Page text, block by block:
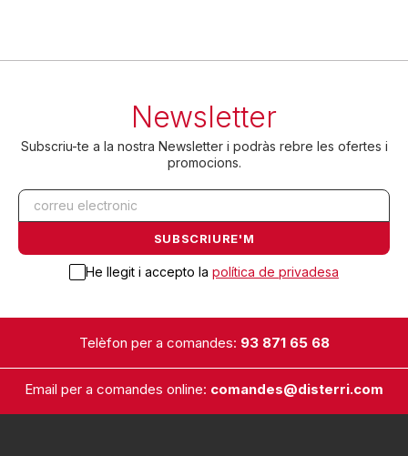
Newsletter
Subscriu-te a la nostra Newsletter i podràs rebre les ofertes i
promocions.
He llegit i accepto la política de privadesa
Telèfon per a comandes: 93 871 65 68
Email per a comandes online: comandes@disterri.com